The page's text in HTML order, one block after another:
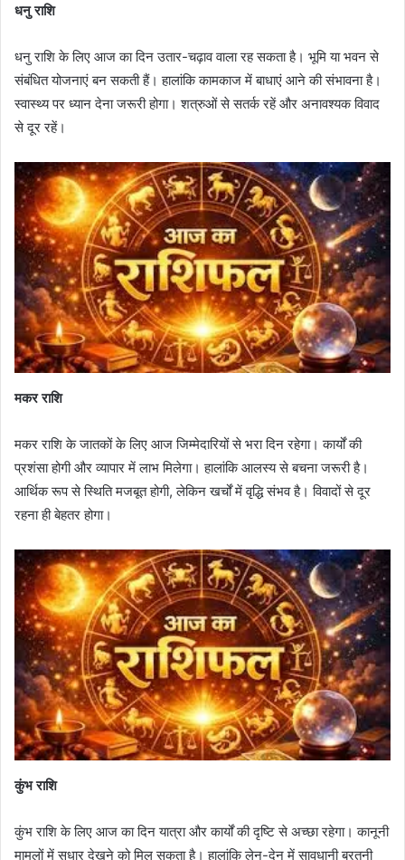
धनु राशि
धनु राशि के लिए आज का दिन उतार-चढ़ाव वाला रह सकता है। भूमि या भवन से
संबंधित योजनाएं बन सकती हैं। हालांकि कामकाज में बाधाएं आने की संभावना है।
स्वास्थ्य पर ध्यान देना जरूरी होगा। शत्रुओं से सतर्क रहें और अनावश्यक विवाद
से दूर रहें।
मकर राशि
मकर राशि के जातकों के लिए आज जिम्मेदारियों से भरा दिन रहेगा। कार्यों की
प्रशंसा होगी और व्यापार में लाभ मिलेगा। हालांकि आलस्य से बचना जरूरी है।
आर्थिक रूप से स्थिति मजबूत होगी, लेकिन खर्चों में वृद्धि संभव है। विवादों से दूर
रहना ही बेहतर होगा।
कुंभ राशि
कुंभ राशि के लिए आज का दिन यात्रा और कार्यों की दृष्टि से अच्छा रहेगा। कानूनी
मामलों में सुधार देखने को मिल सकता है। हालांकि लेन-देन में सावधानी बरतनी